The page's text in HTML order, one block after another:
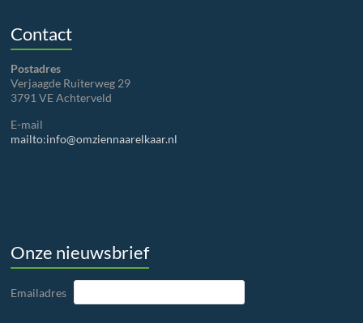
Contact
Postadres
Verjaagde Ruiterweg 29
3791 VE Achterveld
E-mail
mailto:info@omziennaarelkaar.nl
Onze nieuwsbrief
Emailadres